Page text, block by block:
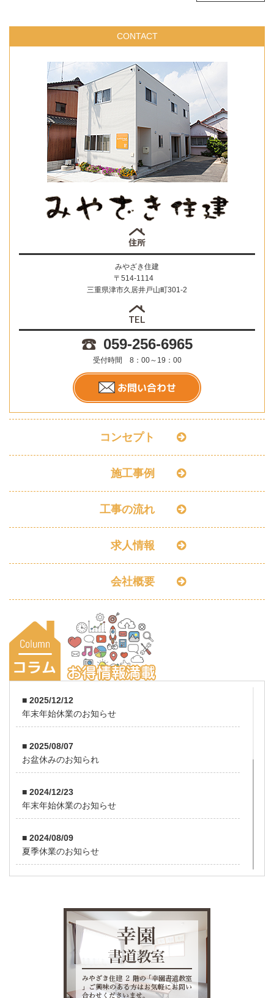
CONTACT
みやざき住建
〒514-1114
三重県津市久居井戸山町301-2
059-256-6965
受付時間 8：00～19：00
コンセプト
施工事例
工事の流れ
求人情報
会社概要
■ 2025/12/12
年末年始休業のお知らせ
■ 2025/08/07
お盆休みのお知られ
■ 2024/12/23
年末年始休業のお知らせ
■ 2024/08/09
夏季休業のお知らせ
■ 2023/08/03
夏季休業のお知らせ
年末年始休業のお知らせ